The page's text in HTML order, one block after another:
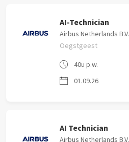
AI-Technician
Airbus Netherlands B.V.
Oegstgeest
40u p.w.
01.09.26
AI Technician
Airbus Netherlands B.V.